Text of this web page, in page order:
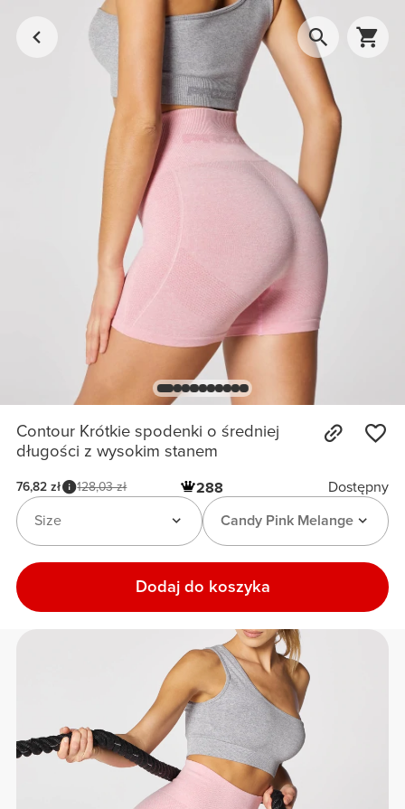
Contour Krótkie spodenki o średniej
długości z wysokim stanem
76,82 zł 128,03 zł 288
Dostępny
Candy Pink Melange
Size
Dodaj do koszyka